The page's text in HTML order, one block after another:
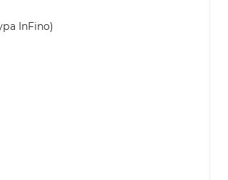
InFino)